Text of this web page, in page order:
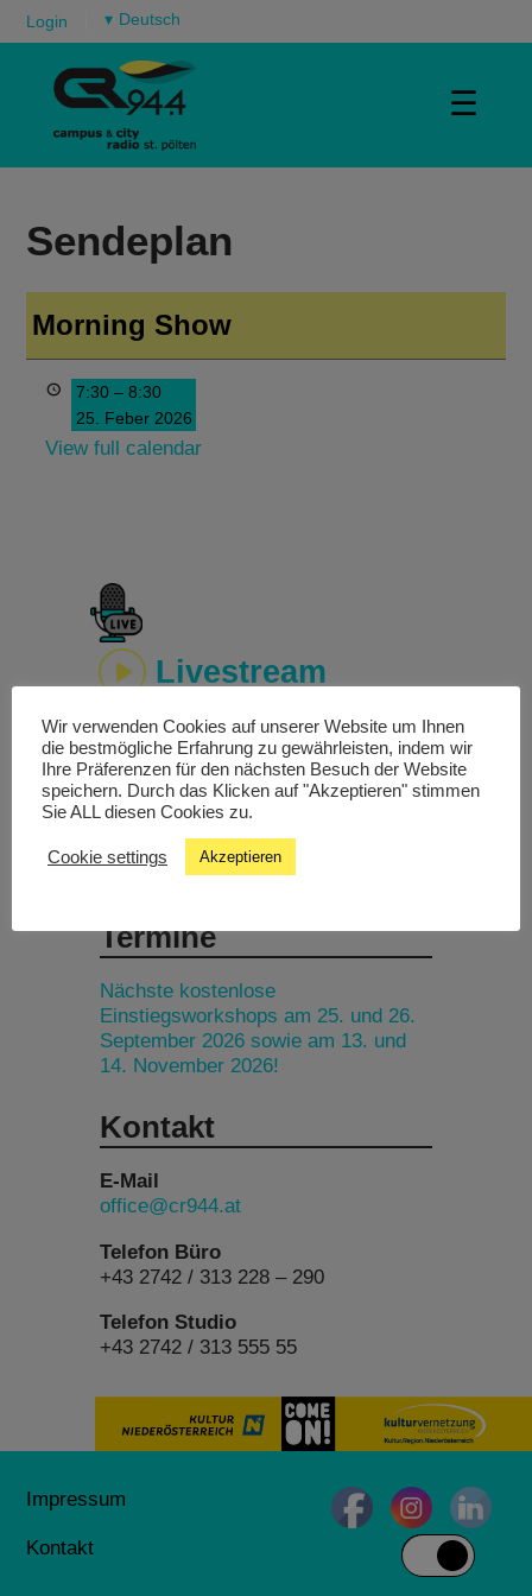
Login ▾
☰
Sendeplan
Morning Show
7:30 – 8:30
25. Feber 2026
View full calendar
Livestream
Studiochat
Songfinder
Termine
Nächste kostenlose
Einstiegsworkshops am 25. und 26.
September 2026 sowie am 13. und
14. November 2026!
Kontakt
E-Mail
office@cr944.at
Telefon Büro
+43 2742 / 313 228 – 290
Telefon Studio
+43 2742 / 313 555 55
Impressum
Kontakt
Wir verwenden Cookies auf unserer Website um Ihnen
die bestmögliche Erfahrung zu gewährleisten, indem wir
Ihre Präferenzen für den nächsten Besuch der Website
speichern. Durch das Klicken auf "Akzeptieren" stimmen
Sie ALL diesen Cookies zu.
Cookie settings Akzeptieren